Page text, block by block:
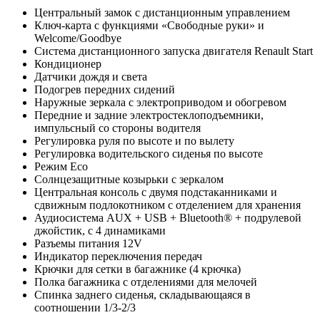
Центральный замок с дистанционным управлением
Ключ-карта с функциями «Свободные руки» и
Welcome/Goodbye
Система дистанционного запуска двигателя Renault Start
Кондиционер
Датчики дождя и света
Подогрев передних сидений
Наружные зеркала с электроприводом и обогревом
Передние и задние электростеклоподъемники,
импульсный со стороны водителя
Регулировка руля по высоте и по вылету
Регулировка водительского сиденья по высоте
Режим Eco
Солнцезащитные козырьки с зеркалом
Центральная консоль с двумя подстаканниками и
сдвижным подлокотником с отделением для хранения
Аудиосистема AUX + USB + Bluetooth® + подрулевой
джойстик, с 4 динамиками
Разъемы питания 12V
Индикатор переключения передач
Крючки для сетки в багажнике (4 крючка)
Полка багажника с отделениями для мелочей
Спинка заднего сиденья, складывающаяся в
соотношении 1/3-2/3